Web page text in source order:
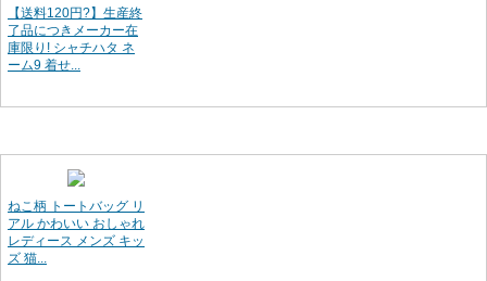
【送料120円?】生産終
了品につきメーカー在
庫限り! シャチハタ ネ
ーム9 着せ...
ねこ柄 トートバッグ リ
アル かわいい おしゃれ
レディース メンズ キッ
ズ 猫...